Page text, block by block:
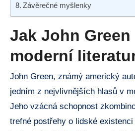
Závěrečné myšlenky
Jak John
moderní
John Green, známý americký
jedním z nejvlivnějších hlasů v
Jeho vzácná schopnost
trefné postřehy o lidské